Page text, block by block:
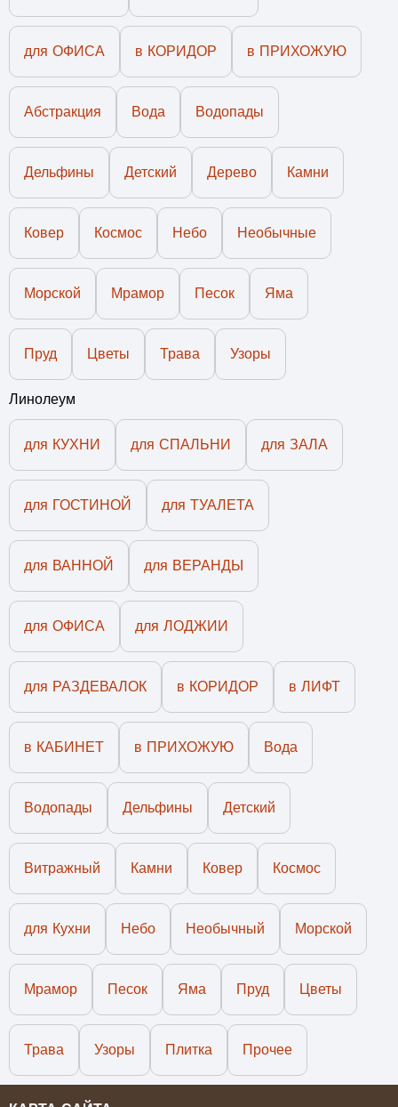
для ОФИСА в КОРИДОР в ПРИХОЖУЮ
Абстракция Вода Водопады
Дельфины Детский Дерево Камни
Ковер Космос Небо Необычные
Морской Мрамор Песок Яма
Пруд Цветы Трава Узоры
Линолеум
для КУХНИ для СПАЛЬНИ для ЗАЛА
для ГОСТИНОЙ для ТУАЛЕТА
для ВАННОЙ для ВЕРАНДЫ
для ОФИСА для ЛОДЖИИ
для РАЗДЕВАЛОК в КОРИДОР в ЛИФТ
в КАБИНЕТ в ПРИХОЖУЮ Вода
Водопады Дельфины Детский
Витражный Камни Ковер Космос
для Кухни Небо Необычный Морской
Мрамор Песок Яма Пруд Цветы
Трава Узоры Плитка Прочее